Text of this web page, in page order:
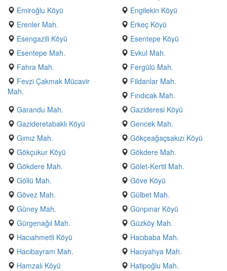
Emiroğlu Köyü
Engilekin Köyü
Erenler Mah.
Erkeç Köyü
Esengazili Köyü
Esentepe Köyü
Esentepe Mah.
Evkul Mah.
Fahra Mah.
Fergülü Mah.
Fevzi Çakmak Mücavir
Mah.
Fildanlar Mah.
Fındıcak Mah.
Garandu Mah.
Gazideresi Köyü
Gazideretabaklı Köyü
Gencek Mah.
Gımız Mah.
Gökçeağaçsakızı Köyü
Gökçukur Köyü
Gökdere Mah.
Gökdere Mah.
Gölet-Kertil Mah.
Göllü Mah.
Göve Köyü
Gövez Mah.
Gülbet Mah.
Güney Mah.
Günpınar Köyü
Gürgenağıl Mah.
Güzköy Mah.
Hacıahmetli Köyü
Hacıbaba Mah.
Hacıbayram Mah.
Hacıyahya Mah.
Hamzalı Köyü
Hatipoğlu Mah.